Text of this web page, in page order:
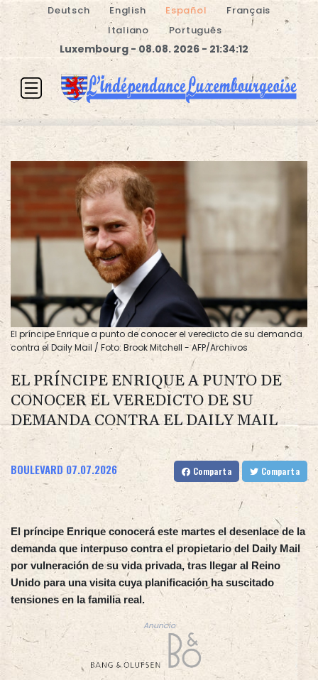
Deutsch English Español
Français
Italiano
Português
Luxembourg - 08.08. 2026 - 21:34:13
El príncipe Enrique a punto de conocer el veredicto de su demanda
contra el Daily Mail / Foto: Brook Mitchell - AFP/Archivos
EL PRÍNCIPE ENRIQUE A PUNTO DE
CONOCER EL VEREDICTO DE SU
DEMANDA CONTRA EL DAILY MAIL
BOULEVARD 07.07.2026 Comparta Comparta
El príncipe Enrique conocerá este martes el desenlace de la
demanda que interpuso contra el propietario del Daily Mail
por vulneración de su vida privada, tras llegar al Reino
Unido para una visita cuya planificación ha suscitado
tensiones en la familia real.
Anuncio